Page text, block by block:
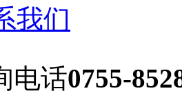
我们
电话0755-